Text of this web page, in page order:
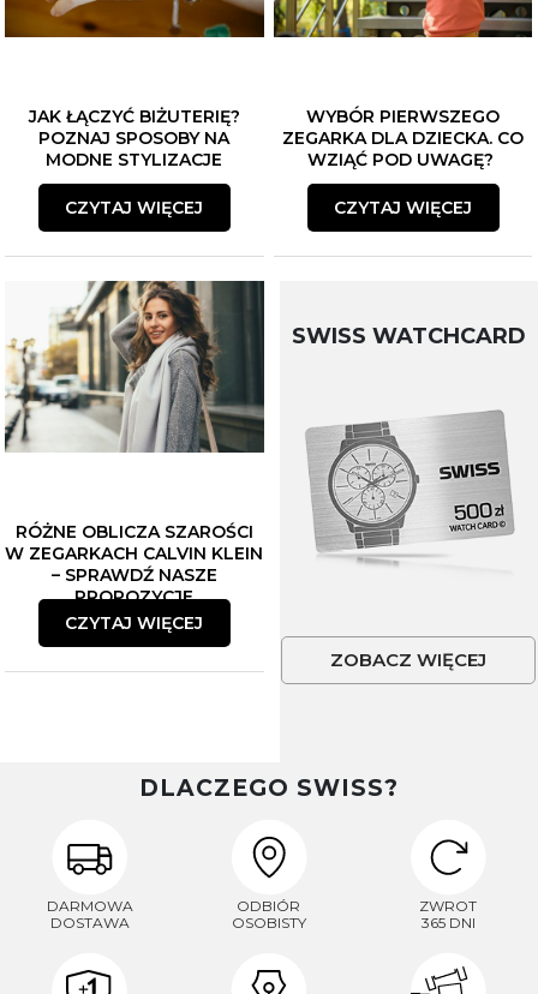
JAK ŁĄCZYĆ BIŻUTERIĘ?
POZNAJ SPOSOBY NA
MODNE STYLIZACJE
CZYTAJ WIĘCEJ
WYBÓR PIERWSZEGO
ZEGARKA DLA DZIECKA. CO
WZIĄĆ POD UWAGĘ?
CZYTAJ WIĘCEJ
RÓŻNE OBLICZA SZAROŚCI
W ZEGARKACH CALVIN KLEIN
– SPRAWDŹ NASZE
PROPOZYCJE
CZYTAJ WIĘCEJ
SWISS WATCHCARD
ZOBACZ WIĘCEJ
DLACZEGO SWISS?
DARMOWA
DOSTAWA
ODBIÓR
OSOBISTY
ZWROT
365 DNI